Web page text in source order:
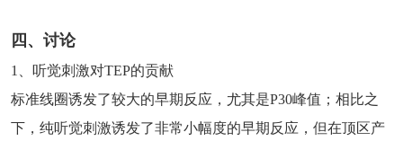
四、讨论
1、听觉刺激对TEP的贡献
标准线圈诱发了较大的早期反应，尤其是P30峰值；相比之
下，纯听觉刺激诱发了非常小幅度的早期反应，但在顶区产